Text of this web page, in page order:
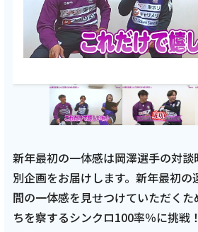
新年最初の一体感は岡澤選手の対
別企画をお届けします。新年最初
間の一体感を見せつけていただく
ちを察するシンクロ100率％に挑